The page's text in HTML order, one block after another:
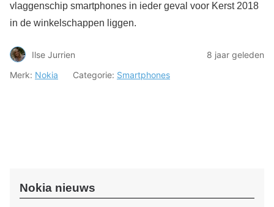
vlaggenschip smartphones in ieder geval voor Kerst 2018
in de winkelschappen liggen.
Ilse Jurrien
8 jaar geleden
Merk: Nokia Categorie: Smartphones
Nokia nieuws